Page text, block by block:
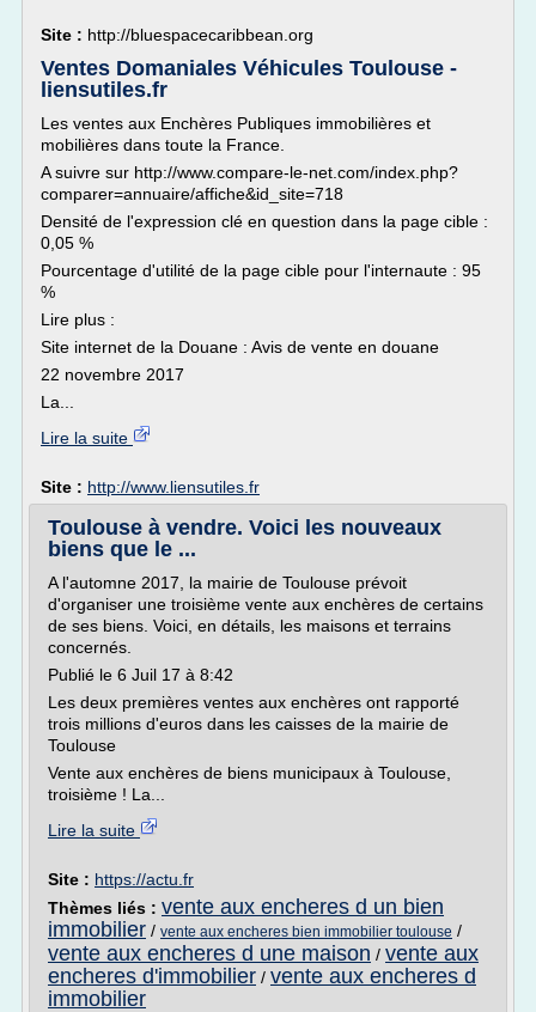
Site : http://bluespacecaribbean.org
Ventes Domaniales Véhicules Toulouse -
liensutiles.fr
Les ventes aux Enchères Publiques immobilières et
mobilières dans toute la France.
A suivre sur http://www.compare-le-net.com/index.php?
comparer=annuaire/affiche&id_site=718
Densité de l'expression clé en question dans la page cible :
0,05 %
Pourcentage d'utilité de la page cible pour l'internaute : 95
%
Lire plus :
Site internet de la Douane : Avis de vente en douane
22 novembre 2017
La...
Lire la suite
Site : http://www.liensutiles.fr
Toulouse à vendre. Voici les nouveaux
biens que le ...
A l'automne 2017, la mairie de Toulouse prévoit
d'organiser une troisième vente aux enchères de certains
de ses biens. Voici, en détails, les maisons et terrains
concernés.
Publié le 6 Juil 17 à 8:42
Les deux premières ventes aux enchères ont rapporté
trois millions d'euros dans les caisses de la mairie de
Toulouse
Vente aux enchères de biens municipaux à Toulouse,
troisième ! La...
Lire la suite
Site : https://actu.fr
Thèmes liés : vente aux encheres d un bien
immobilier / vente aux encheres bien immobilier toulouse /
vente aux encheres d une maison / vente aux
encheres d'immobilier / vente aux encheres d
immobilier